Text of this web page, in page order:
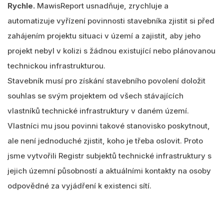
Rychle. MawisReport usnadňuje, zrychluje a
automatizuje vyřízení povinnosti stavebníka zjistit si před
zahájením projektu situaci v území a zajistit, aby jeho
projekt nebyl v kolizi s žádnou existující nebo plánovanou
technickou infrastrukturou.
Stavebník musí pro získání stavebního povolení doložit
souhlas se svým projektem od všech stávajících
vlastníků technické infrastruktury v daném území.
Vlastníci mu jsou povinni takové stanovisko poskytnout,
ale není jednoduché zjistit, koho je třeba oslovit. Proto
jsme vytvořili Registr subjektů technické infrastruktury s
jejich územní působností a aktuálními kontakty na osoby
odpovědné za vyjádření k existenci sítí.